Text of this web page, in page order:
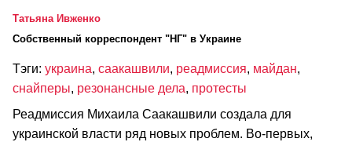
Татьяна Ивженко
Cобственный корреспондент "НГ" в Украине
Тэги: украина, саакашвили, реадмиссия, майдан,
снайперы, резонансные дела, протесты
Реадмиссия Михаила Саакашвили создала для
украинской власти ряд новых проблем. Во-первых,